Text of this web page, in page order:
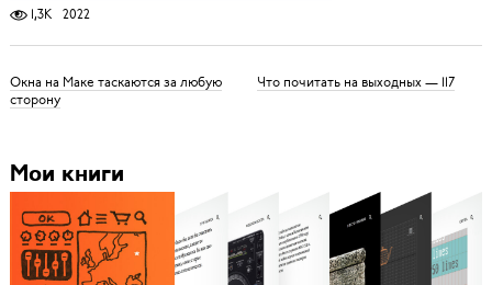
1,3K 2022
Окна на Маке таскаются за любую
сторону
Что почитать на выходных — 117
Мои книги